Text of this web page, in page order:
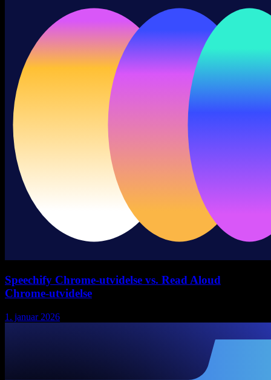
Speechify Chrome-utvidelse vs. Read Aloud
Chrome-utvidelse
1. januar 2026